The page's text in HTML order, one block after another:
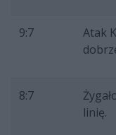
9:7
Atak
8:7
linię.